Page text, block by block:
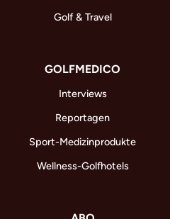
Golf & Travel
GOLFMEDICO
Interviews
Reportagen
Sport-Medizinprodukte
Wellness-Golfhotels